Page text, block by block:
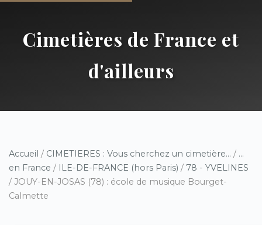
Cimetières de France et
d'ailleurs
Accueil / CIMETIERES : Vous cherchez un cimetière... / ...
en France / ILE-DE-FRANCE (hors Paris) / 78 - YVELINES
/ JOUY-EN-JOSAS (78) : école de musique Bourget-
Calmette